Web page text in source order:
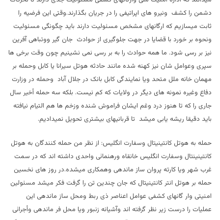
دشمن را کشف ونیرو های اپراتیفی را در جریان بگذارند.وقتی این فرضیه را
ثابت میسازیم که ارگانهای مشخص مسئولیت دارند باید چگونگی مسئولیت
ونحوه بر خورد با قضایا در جهت جلوگیری از حوادث جان گیر ووتباهی آفرین
نیز بر رسی شود. ما همه حوادث را به بر رسی نمی نشینیم چون وقت برخی ها
سپری وعوامل شان نیز کهنه شده مانند حادثه هوتل سیرانا یا کابل وحمله بر
مهمان خانه ملل متحد ویا نمایندگی کابل بانک در جلال آباد وحمله در وزارت
دفاع وغیره نمونه های دیگر در ولایات که کم نیست. بلکه سه حمله أخیر سال
جاری را که تا هنوز درد وغم ایشان فراموش شنده وزخم ها هم التیام نیافته
باید دقیقا ریشه یابی میشد تا قربانیهای بیشتری تحویل نمیدادیم.
حمله به هوتل کانتینیتال وسفارت انگلیس: از نظر من حمله کنندگان به هوتل
کانتینینتال وسفارت انگلیس خانقاه ورهنمائی واحدی داشته اند که در سمت
غرب شهر ویا کارته پروان ساز ماندهی وهمکاری میشده.در روز های نخسین
حمله بر هوتل انتر کانتینیتال که جان چندین تن را گرفت فکر میشد مسئولین
امنیتی وار گانهای کشفی عوامل اعناصر ذی ربط ومحل ساز ماندهی این
عملیات را درست زیر نظر گرفته اند وآشیانه زنبور ویا محل فر ماندهی وأجرائی